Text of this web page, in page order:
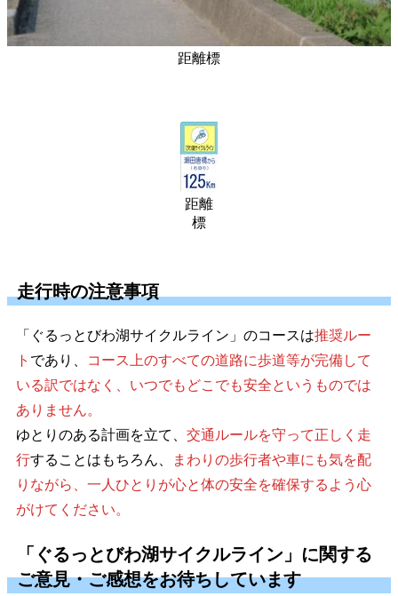
距離標
距離
標
走行時の注意事項
「ぐるっとびわ湖サイクルライン」のコースは推奨ルー
ト であり、
コース上のすべての道路に歩道等が完備して
いる訳ではなく、いつでもどこでも安全というものでは
ありません。
ゆとりのある計画を立て、 交通ルールを守って正しく走
行することはもちろん、
まわりの歩行者や車にも気を配
りながら、一人ひとりが心と体の安全を確保するよう心
がけてください。
「ぐるっとびわ湖サイクルライン」に関する
ご意見・ご感想をお待ちしています